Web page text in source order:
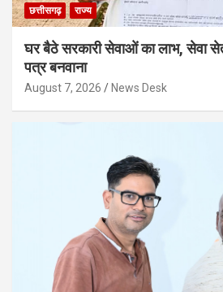
छत्तीसगढ़ राज्य
घर बैठे सरकारी सेवाओं का लाभ, सेवा
पत्र बनवाना
August 7, 2026 News Desk